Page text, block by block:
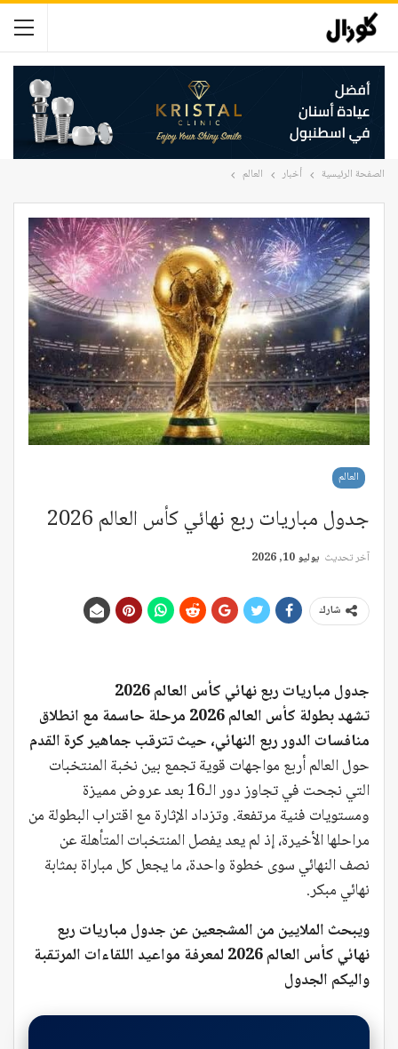
الصفحة الرئيسية أخبار العالم
العالم
جدول مباريات ربع نهائي كأس العالم 2026
آخر تحديث يوليو 10, 2026
شارك
جدول مباريات ربع نهائي كأس العالم 2026
تشهد بطولة كأس العالم 2026 مرحلة حاسمة مع انطلاق
منافسات الدور ربع النهائي، حيث تترقب جماهير كرة القدم
حول العالم أربع مواجهات قوية تجمع بين نخبة المنتخبات
التي نجحت في تجاوز دور الـ16 بعد عروض مميزة
ومستويات فنية مرتفعة. وتزداد الإثارة مع اقتراب البطولة من
مراحلها الأخيرة، إذ لم يعد يفصل المنتخبات المتأهلة عن
نصف النهائي سوى خطوة واحدة، ما يجعل كل مباراة بمثابة
نهائي مبكر.
ويبحث الملايين من المشجعين عن جدول مباريات ربع
نهائي كأس العالم 2026 لمعرفة مواعيد اللقاءات المرتقبة
واليكم الجدول